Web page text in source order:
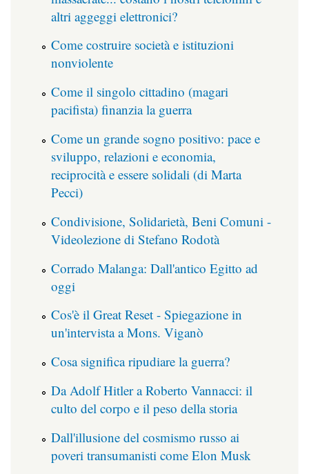
altri aggeggi elettronici?
Come costruire società e istituzioni
nonviolente
Come il singolo cittadino (magari
pacifista) finanzia la guerra
Come un grande sogno positivo: pace e
sviluppo, relazioni e economia,
reciprocità e essere solidali (di Marta
Pecci)
Condivisione, Solidarietà, Beni Comuni -
Videolezione di Stefano Rodotà
Corrado Malanga: Dall'antico Egitto ad
oggi
Cos'è il Great Reset - Spiegazione in
un'intervista a Mons. Viganò
Cosa significa ripudiare la guerra?
Da Adolf Hitler a Roberto Vannacci: il
culto del corpo e il peso della storia
Dall'illusione del cosmismo russo ai
poveri transumanisti come Elon Musk